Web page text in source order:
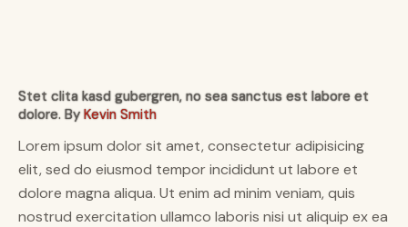
Stet clita kasd gubergren, no sea sanctus est labore et
dolore. ByKevin Smith
Lorem ipsum dolor sit amet, consectetur adipisicing
elit, sed do eiusmod tempor incididunt ut labore et
dolore magna aliqua. Ut enim ad minim veniam, quis
nostrud exercitation ullamco laboris nisi ut aliquip ex ea